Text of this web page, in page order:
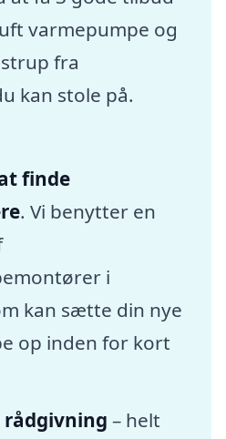
varmepumpe og
fra
kan stole på.
finde
. Vi benytter en
i
kan sætte din nye
op inden for kort
– helt